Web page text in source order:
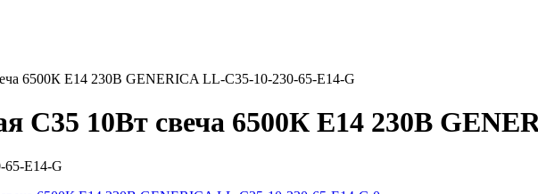
6500К E14 230В GENERICA LL-C35-10-230-65-E14-G
C35 10Вт свеча 6500К E14 230В
65-E14-G